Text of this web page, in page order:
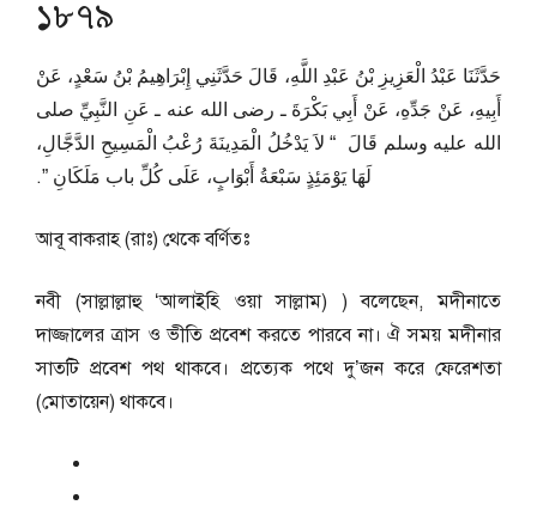
১৮৭৯
حَدَّثَنَا عَبْدُ الْعَزِيزِ بْنُ عَبْدِ اللَّهِ، قَالَ حَدَّثَنِي إِبْرَاهِيمُ بْنُ سَعْدٍ، عَنْ
أَبِيهِ، عَنْ جَدِّهِ، عَنْ أَبِي بَكْرَةَ ـ رضى الله عنه ـ عَنِ النَّبِيِّ صلى
الله عليه وسلم قَالَ ‏ “‏ لاَ يَدْخُلُ الْمَدِينَةَ رُعْبُ الْمَسِيحِ الدَّجَّالِ،
لَهَا يَوْمَئِذٍ سَبْعَةُ أَبْوَابٍ، عَلَى كُلِّ باب مَلَكَانِ ‏”‏‏.‏
আবূ বাকরাহ (রাঃ) থেকে বর্ণিতঃ
নবী (সাল্লাল্লাহু ‘আলাইহি ওয়া সাল্লাম) ) বলেছেন, মদীনাতে
দাজ্জালের ত্রাস ও ভীতি প্রবেশ করতে পারবে না। ঐ সময় মদীনার
সাতটি প্রবেশ পথ থাকবে। প্রত্যেক পথে দু’জন করে ফেরেশতা
(মোতায়েন) থাকবে।